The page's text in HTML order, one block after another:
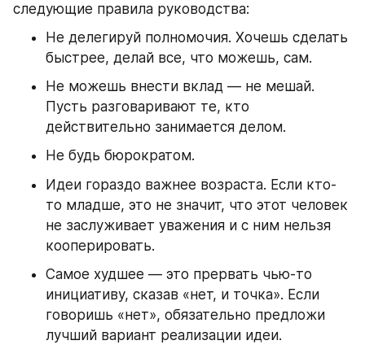
следующие правила руководства:
Не делегируй полномочия. Хочешь сделать
быстрее, делай все, что можешь, сам.
Не можешь внести вклад — не мешай.
Пусть разговаривают те, кто
действительно занимается делом.
Не будь бюрократом.
Идеи гораздо важнее возраста. Если кто-
то младше, это не значит, что этот человек
не заслуживает уважения и с ним нельзя
кооперировать.
Самое худшее — это прервать чью-то
инициативу, сказав «нет, и точка». Если
говоришь «нет», обязательно предложи
лучший вариант реализации идеи.